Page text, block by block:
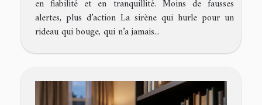
en fiabilité et en tranquillité. Moins de fausses
alertes, plus d’action La sirène qui hurle pour un
rideau qui bouge, qui n’a jamais...